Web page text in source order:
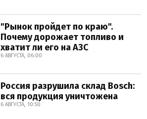
"Рынок пройдет по краю".
Почему дорожает топливо и
хватит ли его на АЗС
6 АВГУСТА, 06:00
Россия разрушила склад Bosch:
вся продукция уничтожена
6 АВГУСТА, 10:50